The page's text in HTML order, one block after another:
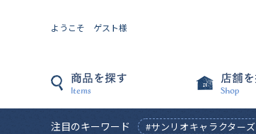
ようこそ ゲスト様
注目のキーワード #サンリオキャラクターズ